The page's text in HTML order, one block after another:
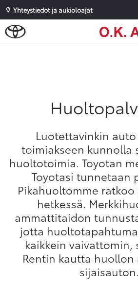
Yhteystiedot ja aukioloajat
Luotettavinkin
toimiakseen kunnolla
huoltotoimia. Toyotan
Toyotasi tunnetaan
Pikahuoltomme
hetkessä.
ammattitaidon
jotta
kaikkein vaivattomin,
Rentin kautta huollon
sijaisauton.